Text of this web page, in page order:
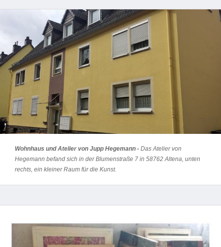
Wohnhaus und Atelier von Jupp Hegemann - Das Atelier von
Hegemann befand sich in der Blumenstraße 7 in 58762 Altena, unten
rechts, ein kleiner Raum für die Kunst.